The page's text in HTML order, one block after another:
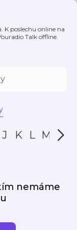
K poslechu online na
Talk offline.
J K L M N
nemáme